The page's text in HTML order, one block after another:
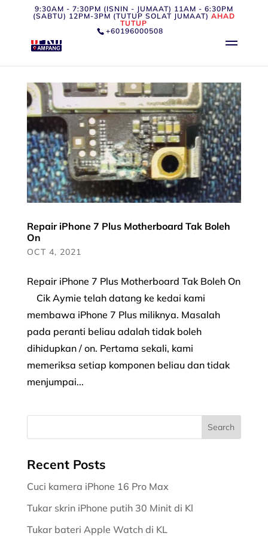
9:30AM - 7:30PM (ISNIN - JUMAAT) 11AM - 6:30PM
(SABTU) 12PM-3PM (TUTUP SOLAT JUMAAT) AHAD
TUTUP
+60196000508
Repair iPhone 7 Plus Motherboard Tak Boleh
On
OCT 4, 2021
Repair iPhone 7 Plus Motherboard Tak Boleh On
Cik Aymie telah datang ke kedai kami
membawa iPhone 7 Plus miliknya. Masalah
pada peranti beliau adalah tidak boleh
dihidupkan / on. Pertama sekali, kami
memeriksa setiap komponen beliau dan tidak
menjumpai...
Recent Posts
Cuci kamera iPhone 16 Pro Max
Tukar skrin iPhone putih 30 Minit di Kl
Tukar bateri Apple Watch di KL